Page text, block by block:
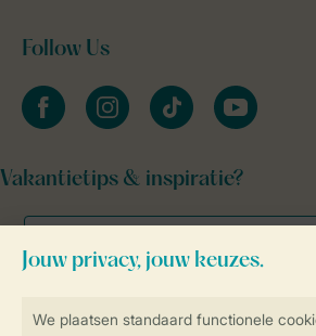
Follow Us
facebookinstagramtiktok youtube
Vakantietips & inspiratie?